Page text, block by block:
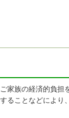
家族の経済的負担
ることなどにより